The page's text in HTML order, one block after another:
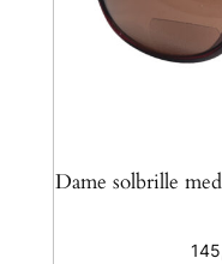
Dame solbrille